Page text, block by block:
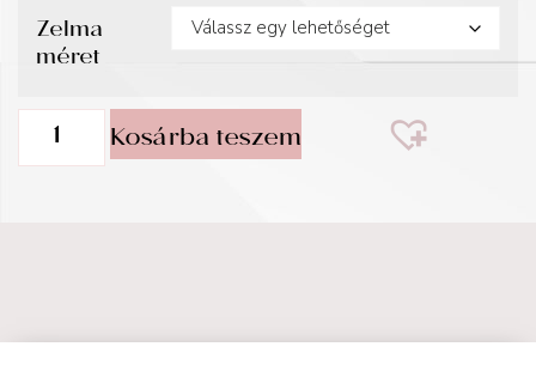
Zelma
méret
Kosárba teszem